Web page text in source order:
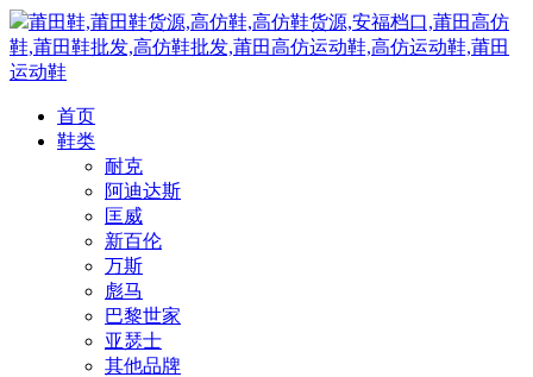
莆田鞋,莆田鞋货源,高仿鞋,高仿鞋货源,安福档口,莆田高仿
鞋,莆田鞋批发,高仿鞋批发,莆田高仿运动鞋,高仿运动鞋,莆田
运动鞋
首页
鞋类
耐克
阿迪达斯
匡威
新百伦
万斯
彪马
巴黎世家
亚瑟士
其他品牌